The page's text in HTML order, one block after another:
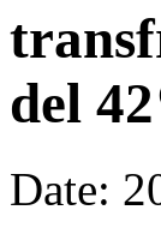
del
Date: